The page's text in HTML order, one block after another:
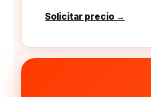
Solicitar precio →